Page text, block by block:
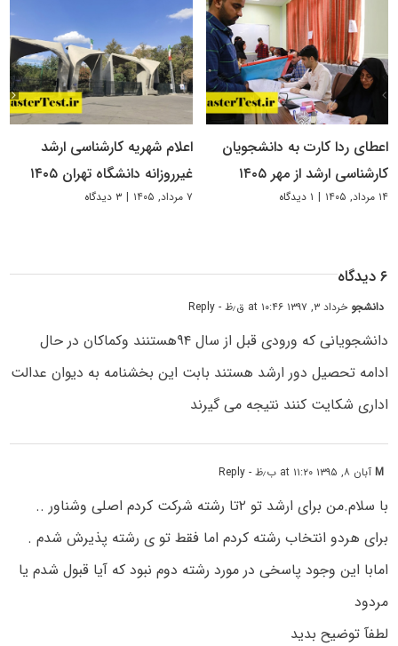
اعطای ردا کارت به دانشجویان
کارشناسی ارشد از مهر ۱۴۰۵
۱۴ مرداد, ۱۴۰۵ | ۱ دیدگاه
اعلام شهریه کارشناسی ارشد
غیرروزانه دانشگاه تهران ۱۴۰۵
۷ مرداد, ۱۴۰۵ | ۳ دیدگاه
۶ دیدگاه
دانشجو خرداد ۳, ۱۳۹۷ at ۱۰:۴۶ ق٫ظ - Reply
دانشجویانی که ورودی قبل از سال ۹۴هستنند وکماکان در حال
ادامه تحصیل دور ارشد هستند بابت این بخشنامه به دیوان عدالت
اداری شکایت کنند نتیجه می گیرند
Mآبان ۸, ۱۳۹۵ at ۱۱:۲۰ ب٫ظ - Reply
با سلام.من برای ارشد تو ۲تا رشته شرکت کردم اصلی وشناور ..
برای هردو انتخاب رشته کردم اما فقط تو ی رشته پذیرش شدم .
امابا این وجود پاسخی در مورد رشته دوم نبود که آیا قبول شدم یا
مردود
لطفآ توضیح بدید